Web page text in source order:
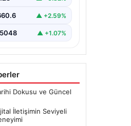
▲ +2.59%
▲ +1.07%
Dokusu ve Güncel
İletişimin Seviyeli